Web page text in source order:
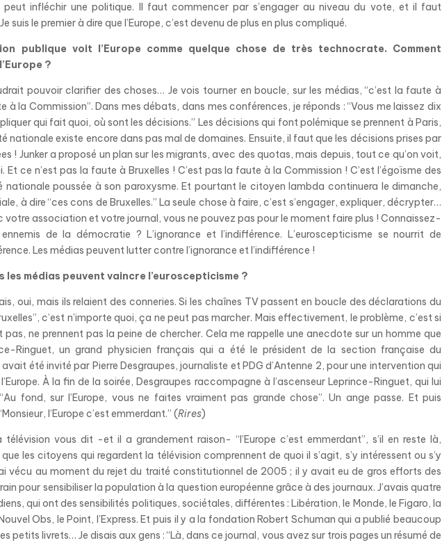
peut infléchir une politique. Il faut commencer par s’engager au niveau du vote, et il faut
suis le premier à dire que l’Europe, c’est devenu de plus en plus compliqué.
publique voit l’Europe comme quelque chose de très technocrate. Comment
?
pouvoir clarifier des choses… Je vois tourner en boucle, sur les médias, “c’est la faute à
à la Commission”. Dans mes débats, dans mes conférences, je réponds : “Vous me laissez dix
qui fait quoi, où sont les décisions.” Les décisions qui font polémique se prennent à Paris,
nationale existe encore dans pas mal de domaines. Ensuite, il faut que les décisions prises par
! Junker a proposé un plan sur les migrants, avec des quotas, mais depuis, tout ce qu’on voit,
Et ce n’est pas la faute à Bruxelles ! C’est pas la faute à la Commission ! C’est l’égoïsme des
nationale poussée à son paroxysme. Et pourtant le citoyen lambda continuera le dimanche,
à dire “ces cons de Bruxelles.” La seule chose à faire, c’est s’engager, expliquer, décrypter…
votre association et votre journal, vous ne pouvez pas pour le moment faire plus ! Connaissez-
de la démocratie ? L’ignorance et l’indifférence. L’euroscepticisme se nourrit de
Les médias peuvent lutter contre l’ignorance et l’indifférence !
les médias peuvent vaincre l’euroscepticisme ?
oui, mais ils relaient des conneries. Si les chaînes TV passent en boucle des déclarations du
c’est n’importe quoi, ça ne peut pas marcher. Mais effectivement, le problème, c’est si
pas, ne prennent pas la peine de chercher. Cela me rappelle une anecdote sur un homme que
Ringuet, un grand physicien français qui a été le président de la section française du
été invité par Pierre Desgraupes, journaliste et PDG d’Antenne 2, pour une intervention qui
À la fin de la soirée, Desgraupes raccompagne à l’ascenseur Leprince-Ringuet, qui lui
fond, sur l’Europe, vous ne faites vraiment pas grande chose”. Un ange passe. Et puis
l’Europe c’est emmerdant.” (Rires)
vous dit -et il a grandement raison- “l’Europe c’est emmerdant”, s’il en reste là,
les citoyens qui regardent la télévision comprennent de quoi il s’agit, s’y intéressent ou s’y
vécu au moment du rejet du traité constitutionnel de 2005 ; il y avait eu de gros efforts des
pour sensibiliser la population à la question européenne grâce à des journaux. J’avais quatre
qui ont des sensibilités politiques, sociétales, différentes : Libération, le Monde, le Figaro, la
Obs, le Point, l’Express. Et puis il y a la fondation Robert Schuman qui a publié beaucoup
petits livrets… Je disais aux gens : “Là, dans ce journal, vous avez sur trois pages un résumé de